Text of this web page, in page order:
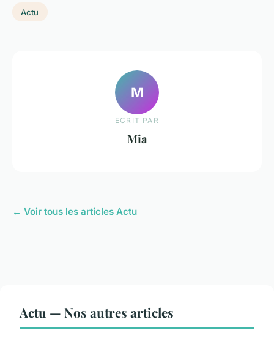
Actu
M
ECRIT PAR
Mia
← Voir tous les articles Actu
Actu — Nos autres articles